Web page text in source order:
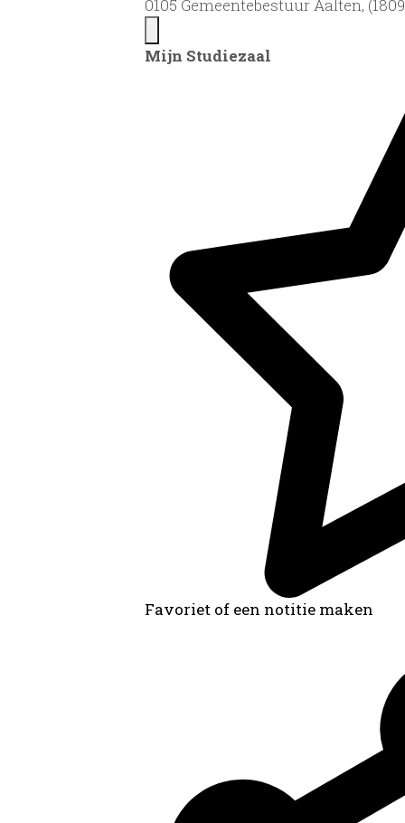
0105 Gemeentebestuur Aalten,
Mijn Studiezaal
Favoriet of een notitie maken